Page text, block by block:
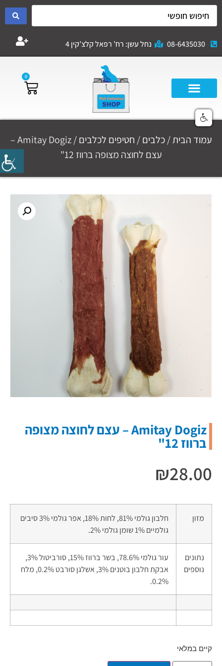
08-6435030 נחל עשן: רח’ רפאל קלצ’קין 4
0
עמוד הבית/כלבים/ חטיפים לכלבים
/ Amitay Dogiz –
עצם לחוצה מצופה ברווז 12"
Amitay Dogiz – עצם לחוצה מצופה
ברווז 12"
₪28.00
מזון
חלבון גולמי 81%, לחות 18%, אפר גולמי 3% סיבים
גולמיים 1% שומן גולמי 2%.
נתונים
נוספים
עור גולמי 78.6%, בשר ברווז 15%, סורביטול 3%,
אבקת חלבון בוטנים 3%, אשלגן סורבט 0.2%, מלח
0.2%.
קיים במלאי